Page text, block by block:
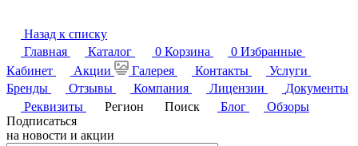
Назад к списку
Главная
Каталог 0 Корзина 0 Избранные
Кабинет
Акции Галерея Контакты
Услуги
Бренды
Отзывы Компания Лицензии
Документы
Реквизиты
Регион Поиск Блог
Обзоры
Подписаться
на новости и акции